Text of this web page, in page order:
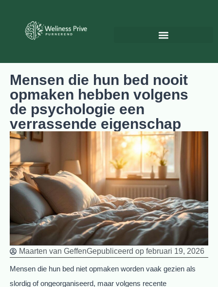
Mensen die hun bed nooit
opmaken hebben volgens
de psychologie een
verrassende eigenschap
Maarten van GeffenGepubliceerd op februari 19, 2026
Mensen die hun bed niet opmaken worden vaak gezien als
slordig of ongeorganiseerd, maar volgens recente